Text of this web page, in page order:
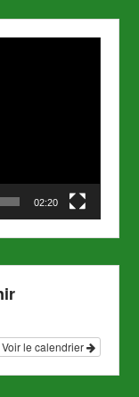
02:20
Voir le calendrier